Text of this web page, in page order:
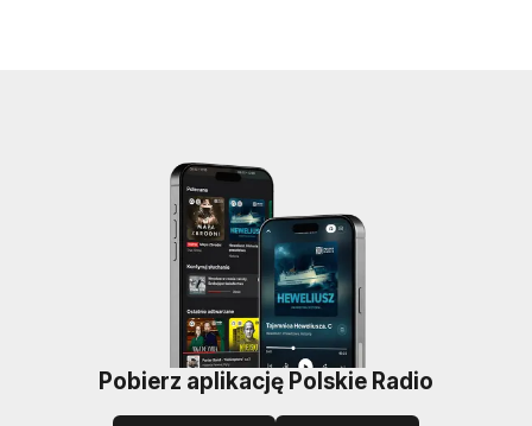
Pobierz aplikację Polskie Radio